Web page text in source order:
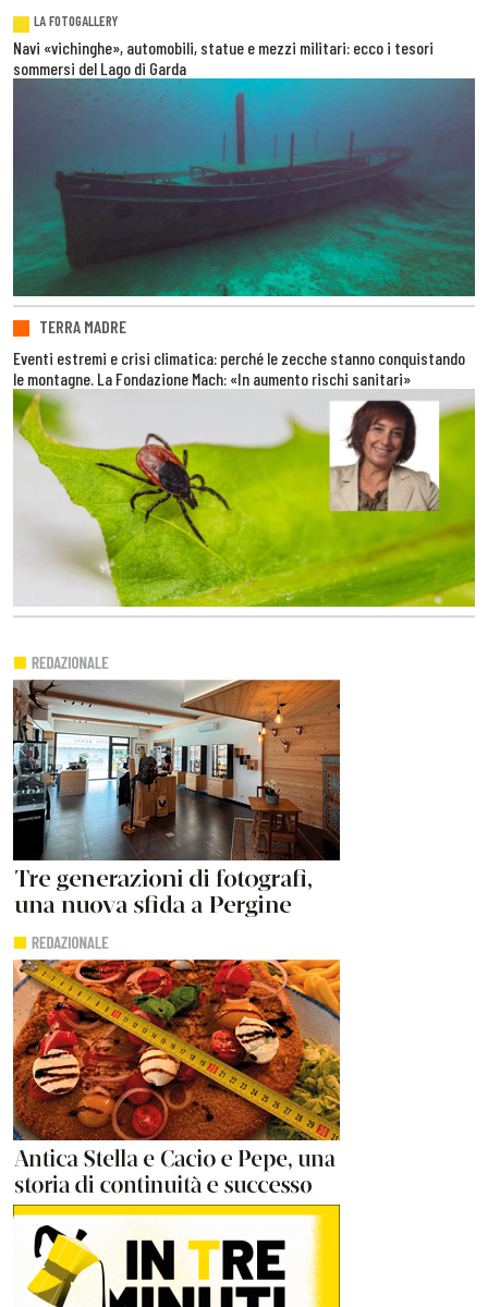
LA FOTOGALLERY
Navi «vichinghe», automobili, statue e mezzi militari: ecco i tesori
sommersi del Lago di Garda
TERRA MADRE
Eventi estremi e crisi climatica: perché le zecche stanno conquistando
le montagne. La Fondazione Mach: «In aumento rischi sanitari»